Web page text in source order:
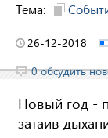
Тема:
26-12-2018
0 обсудить
Новый год -
затаив